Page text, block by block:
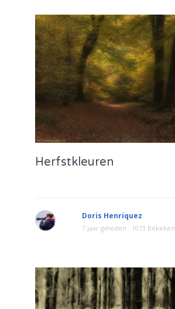
Herfstkleuren
Doris Henriquez
7 jaar geleden 1073 Bekeken